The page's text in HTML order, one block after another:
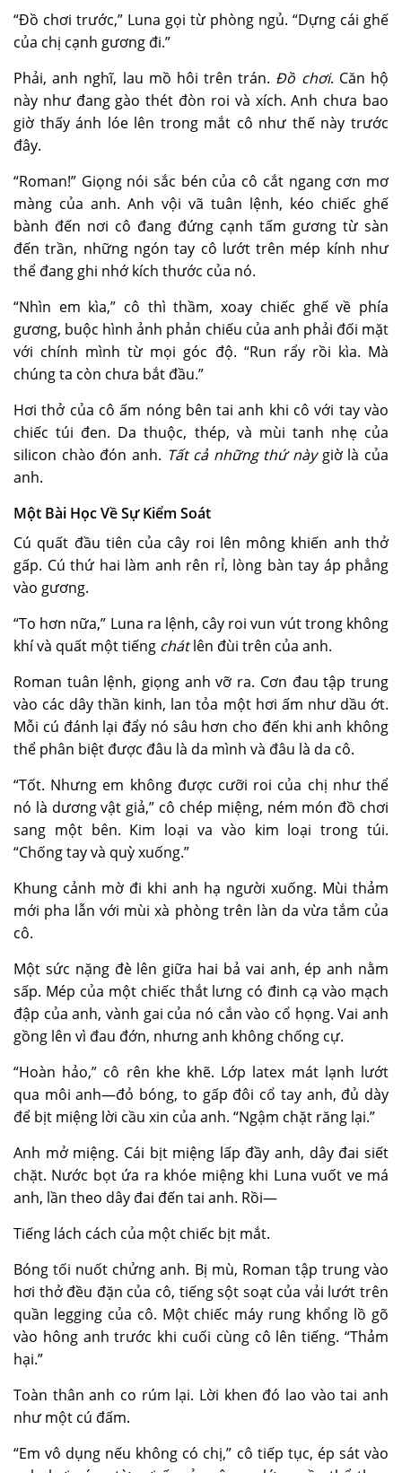
“Đồ chơi trước,” Luna gọi từ phòng ngủ. “Dựng cái ghế
của chị cạnh gương đi.”
Phải, anh nghĩ, lau mồ hôi trên trán. Đồ chơi. Căn hộ
này như đang gào thét đòn roi và xích. Anh chưa bao
giờ thấy ánh lóe lên trong mắt cô như thế này trước
đây.
“Roman!” Giọng nói sắc bén của cô cắt ngang cơn mơ
màng của anh. Anh vội vã tuân lệnh, kéo chiếc ghế
bành đến nơi cô đang đứng cạnh tấm gương từ sàn
đến trần, những ngón tay cô lướt trên mép kính như
thể đang ghi nhớ kích thước của nó.
“Nhìn em kìa,” cô thì thầm, xoay chiếc ghế về phía
gương, buộc hình ảnh phản chiếu của anh phải đối mặt
với chính mình từ mọi góc độ. “Run rẩy rồi kìa. Mà
chúng ta còn chưa bắt đầu.”
Hơi thở của cô ấm nóng bên tai anh khi cô với tay vào
chiếc túi đen. Da thuộc, thép, và mùi tanh nhẹ của
silicon chào đón anh. Tất cả những thứ nàygiờ là của
anh.
Một Bài Học Về Sự Kiểm Soát
Cú quất đầu tiên của cây roi lên mông khiến anh thở
gấp. Cú thứ hai làm anh rên rỉ, lòng bàn tay áp phẳng
vào gương.
“To hơn nữa,” Luna ra lệnh, cây roi vun vút trong không
khí và quất một tiếng chátlên đùi trên của anh.
Roman tuân lệnh, giọng anh vỡ ra. Cơn đau tập trung
vào các dây thần kinh, lan tỏa một hơi ấm như dầu ớt.
Mỗi cú đánh lại đẩy nó sâu hơn cho đến khi anh không
thể phân biệt được đâu là da mình và đâu là da cô.
“Tốt. Nhưng em không được cưỡi roi của chị như thể
nó là dương vật giả,” cô chép miệng, ném món đồ chơi
sang một bên. Kim loại va vào kim loại trong túi.
“Chống tay và quỳ xuống.”
Khung cảnh mờ đi khi anh hạ người xuống. Mùi thảm
mới pha lẫn với mùi xà phòng trên làn da vừa tắm của
cô.
Một sức nặng đè lên giữa hai bả vai anh, ép anh nằm
sấp. Mép của một chiếc thắt lưng có đinh cạ vào mạch
đập của anh, vành gai của nó cắn vào cổ họng. Vai anh
gồng lên vì đau đớn, nhưng anh không chống cự.
“Hoàn hảo,” cô rên khe khẽ. Lớp latex mát lạnh lướt
qua môi anh—đỏ bóng, to gấp đôi cổ tay anh, đủ dày
để bịt miệng lời cầu xin của anh. “Ngậm chặt răng lại.”
Anh mở miệng. Cái bịt miệng lấp đầy anh, dây đai siết
chặt. Nước bọt ứa ra khóe miệng khi Luna vuốt ve má
anh, lần theo dây đai đến tai anh. Rồi—
Tiếng lách cách của một chiếc bịt mắt.
Bóng tối nuốt chửng anh. Bị mù, Roman tập trung vào
hơi thở đều đặn của cô, tiếng sột soạt của vải lướt trên
quần legging của cô. Một chiếc máy rung khổng lồ gõ
vào hông anh trước khi cuối cùng cô lên tiếng. “Thảm
hại.”
Toàn thân anh co rúm lại. Lời khen đó lao vào tai anh
như một cú đấm.
“Em vô dụng nếu không có chị,” cô tiếp tục, ép sát vào